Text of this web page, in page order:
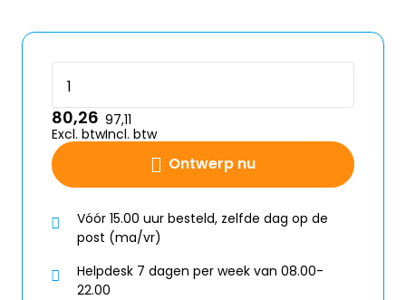
Ontwerp nu
80,26
Excl. btw
97,11
Incl. btw
Vóór 15.00 uur besteld, zelfde dag op de
post (ma/vr)
Helpdesk 7 dagen per week van 08.00-
22.00